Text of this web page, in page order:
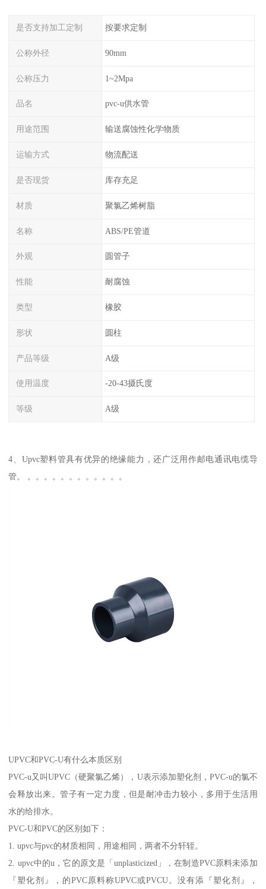
是否支持加工定制 按要求定制
公称外径 90mm
公称压力 1~2Mpa
品名 pvc-u供水管
用途范围 输送腐蚀性化学物质
运输方式 物流配送
是否现货 库存充足
材质 聚氯乙烯树脂
名称 ABS/PE管道
外观 圆管子
性能 耐腐蚀
类型 橡胶
形状 圆柱
产品等级 A级
使用温度 -20-43摄氏度
等级 A级
4、Upvc塑料管具有优异的绝缘能力，还广泛用作邮电通讯电缆导
管。 。。。。。。。。。。。。
UPVC和PVC-U有什么本质区别
PVC-u又叫UPVC（硬聚氯乙烯），U表示添加塑化剂，PVC-u的氯不
会释放出来。管子有一定力度，但是耐冲击力较小，多用于生活用
水的给排水。
PVC-U和PVC的区别如下：
1. upvc与pvc的材质相同，用途相同，两者不分轩轾。
2. upvc中的u，它的原文是「unplasticized」，在制造PVC原料未添加
『塑化剂』，的PVC原料称UPVC或PVCU。没有添『塑化剂』，